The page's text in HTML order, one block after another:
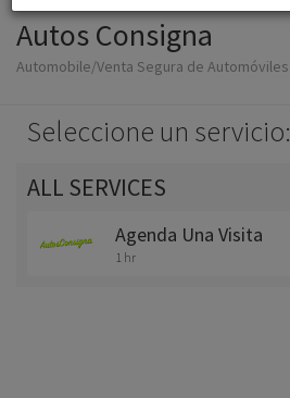
Autos Consigna
Automobile/Venta Segura de Automóviles
Seleccione un servicio:
ALL SERVICES
Agenda Una Visita
1 hr